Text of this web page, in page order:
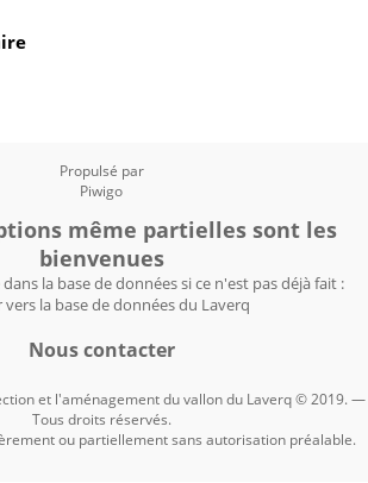
Propulsé par
Piwigo
même partielles sont les
bienvenues
la base de données si ce n'est pas déjà fait :
vers la base de données du Laverq
Nous contacter
et l'aménagement du vallon du Laverq © 2019. —
Tous droits réservés.
ou partiellement sans autorisation préalable.